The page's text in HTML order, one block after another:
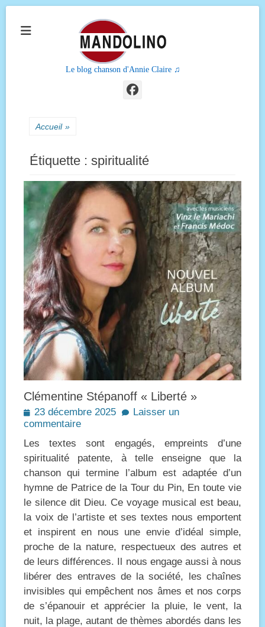
Le blog chanson d'Annie Claire ♫
Facebook
Accueil »
Étiquette : spiritualité
Clémentine Stépanoff « Liberté »
Posted
on
23 décembre 2025
Laisser un
commentaire
Les textes sont engagés, empreints d’une
spiritualité patente, à telle enseigne que la
chanson qui termine l’album est adaptée d’un
hymne de Patrice de la Tour du Pin, En toute vie
le silence dit Dieu. Ce voyage musical est beau,
la voix de l’artiste et ses textes nous emportent
et inspirent en nous une envie d’idéal simple,
proche de la nature, respectueux des autres et
de leurs différences. Il nous engage aussi à nous
libérer des entraves de la société, les chaînes
invisibles qui empêchent nos âmes et nos corps
de s’épanouir et apprécier la pluie, le vent, la
nuit, la plage, autant de thèmes abordés dans les